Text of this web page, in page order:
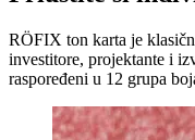
RÖFIX ton karta je
investitore, projektante i
raspoređeni u 12 grupa